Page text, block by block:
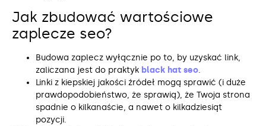
Jak zbudować wartościowe
zaplecze seo?
Budowa zaplecz wyłącznie po to, by uzyskać link,
zaliczana jest do praktyk black hat seo.
Linki z kiepskiej jakości źródeł mogą sprawić (i duże
prawdopodobieństwo, że sprawią), że Twoja strona
spadnie o kilkanaście, a nawet o kilkadziesiąt
pozycji.